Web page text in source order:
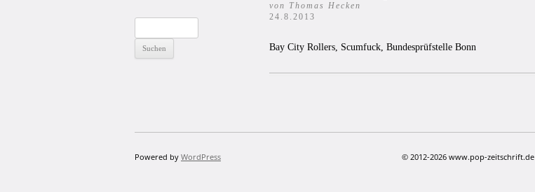
von Thomas Hecken
24.8.2013
Bay City Rollers, Scumfuck, Bundesprüfstelle Bonn
nach:
Powered by WordPress © 2012-2026 www.pop-zeitschrift.de